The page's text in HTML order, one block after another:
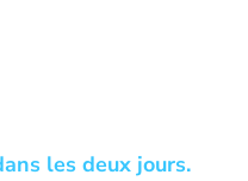
les deux jours.